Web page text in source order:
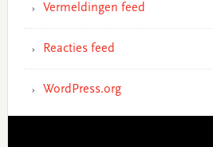
Vermeldingen feed
Reacties feed
WordPress.org